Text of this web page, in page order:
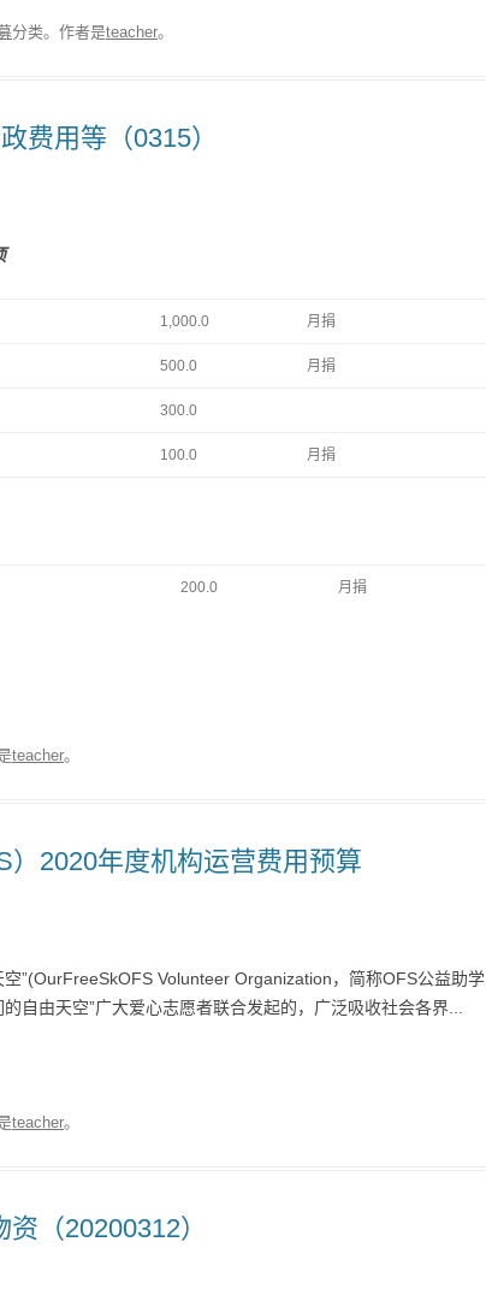
分类。 作者是teacher。
费用等（0315）
1,000.0 月捐
500.0 月捐
300.0
100.0 月捐
200.0 月捐
teacher。
2020年度机构运营费用预算
空”(OurFreeSkOFS Volunteer Organization，简称OFS公益助学
的自由天空”广大爱心志愿者联合发起的，广泛吸收社会各界...
teacher。
（20200312）